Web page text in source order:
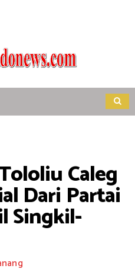
Caleg
Dari Partai
Singkil-